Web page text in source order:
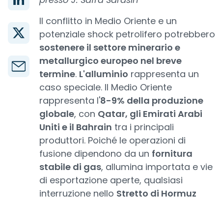
Il conflitto in Medio Oriente e un
potenziale shock petrolifero potrebbero
sostenere il settore minerario e
metallurgico europeo nel breve
termine. L'alluminio rappresenta un
caso speciale. Il Medio Oriente
rappresenta l'8-9% della produzione
globale, con Qatar, gli Emirati Arabi
Uniti e il Bahrain tra i principali
produttori. Poiché le operazioni di
fusione dipendono da un fornitura
stabile di gas, allumina importata e vie
di esportazione aperte, qualsiasi
interruzione nello Stretto di Hormuz